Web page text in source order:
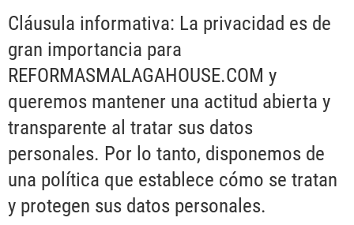
Cláusula informativa: La privacidad es de
gran importancia para
REFORMASMALAGAHOUSE.COM y
queremos mantener una actitud abierta y
transparente al tratar sus datos
personales. Por lo tanto, disponemos de
una política que establece cómo se tratan
y protegen sus datos personales.